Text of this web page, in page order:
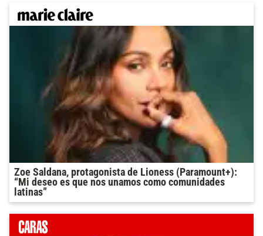
Zoe Saldana, protagonista de Lioness (Paramount+):
“Mi deseo es que nos unamos como comunidades
latinas”